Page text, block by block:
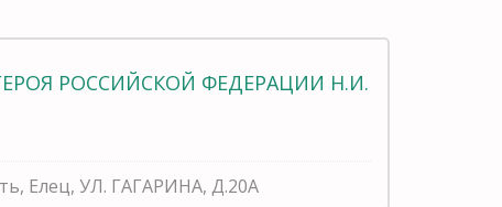
РОССИЙСКОЙ ФЕДЕРАЦИИ Н.И.
Елец, УЛ. ГАГАРИНА, Д.20А